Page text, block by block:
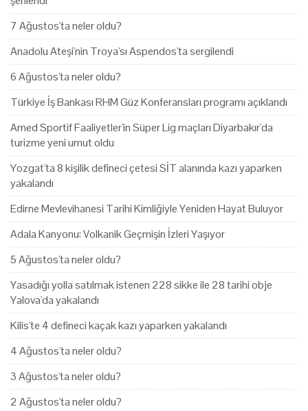
7 Ağustos'ta neler oldu?
Anadolu Ateşi'nin Troya'sı Aspendos'ta sergilendi
6 Ağustos'ta neler oldu?
Türkiye İş Bankası RHM Güz Konferansları programı açıklandı
Amed Sportif Faaliyetler'in Süper Lig maçları Diyarbakır'da
turizme yeni umut oldu
Yozgat'ta 8 kişilik defineci çetesi SİT alanında kazı yaparken
yakalandı
Edirne Mevlevihanesi Tarihi Kimliğiyle Yeniden Hayat Buluyor
Adala Kanyonu: Volkanik Geçmişin İzleri Yaşıyor
5 Ağustos'ta neler oldu?
Yasadığı yolla satılmak istenen 228 sikke ile 28 tarihi obje
Yalova'da yakalandı
Kilis'te 4 defineci kaçak kazı yaparken yakalandı
4 Ağustos'ta neler oldu?
3 Ağustos'ta neler oldu?
2 Ağustos'ta neler oldu?